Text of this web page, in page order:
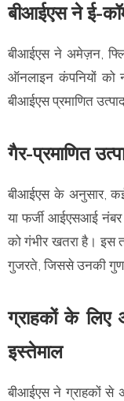
बीआईएस ने ई-
बीआईएस ने अमेज़न,
ऑनलाइन कंपनियों को
बीआईएस प्रमाणित
गैर-प्रमाणित
बीआईएस के अनुसार, कई
या फर्जी आईएसआई नंबर
को गंभीर खतरा है। इस
गुजरते, जिससे उनकी
ग्राहकों के
इस्तेमाल
बीआईएस ने ग्राहकों से